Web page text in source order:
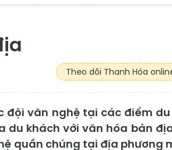
Theo dõi Thanh Hóa
văn nghệ tại các điểm du
du khách với văn hóa bản
quần chúng tại địa phương